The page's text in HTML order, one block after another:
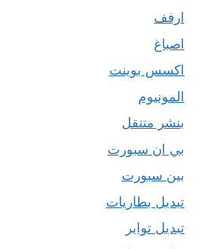
ارفف
اصباغ
اكسس بوينت
المونيوم
بنشر متنقل
بي ان سبورت
بين سبورت
تبديل بطاريات
تبديل تواير